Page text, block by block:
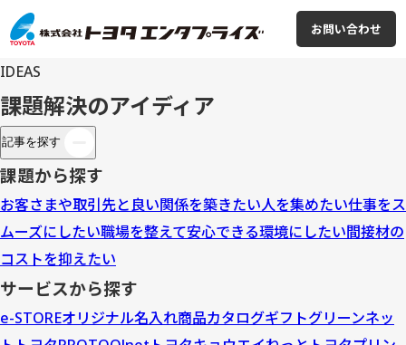
お問い合わせ
IDEAS
課題解決のアイディア
記事を探す
課題から探す
お客さまや取引先と良い関係を築きたい人を集めたい仕事をス
ムーズにしたい職場を整えて安心できる環境にしたい間接材の
コストを抑えたい
サービスから探す
e-STOREオリジナル名入れ商品カタログギフトグリーンネッ